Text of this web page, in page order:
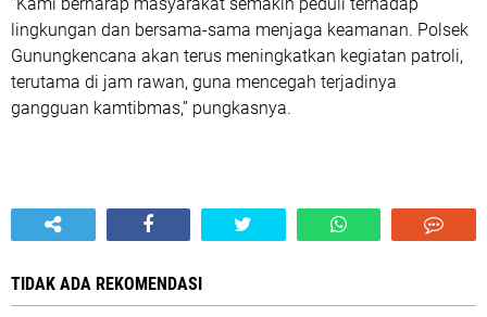
lingkungan dan bersama-sama menjaga keamanan. Polsek
Gunungkencana akan terus meningkatkan kegiatan patroli,
terutama di jam rawan, guna mencegah terjadinya
gangguan kamtibmas,” pungkasnya.
TIDAK ADA REKOMENDASI